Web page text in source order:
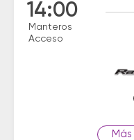
14:00
Manteros
Acceso